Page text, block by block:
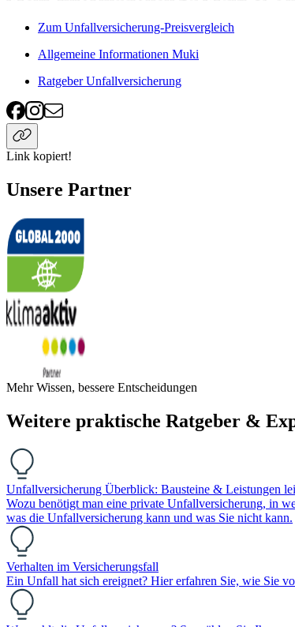
Zum Unfallversicherung-Preisvergleich
Allgemeine Informationen Muki
Ratgeber Unfallversicherung
Link kopiert!
Unsere Partner
Mehr Wissen, bessere Entscheidungen
Weitere praktische Ratgeber &
Unfallversicherung Überblick: Bausteine & Leistungen
Wozu benötigt man eine private Unfallversicherung, in
was die Unfallversicherung kann und was Sie nicht kann.
Verhalten im Versicherungsfall
Ein Unfall hat sich ereignet? Hier erfahren Sie, wie Sie